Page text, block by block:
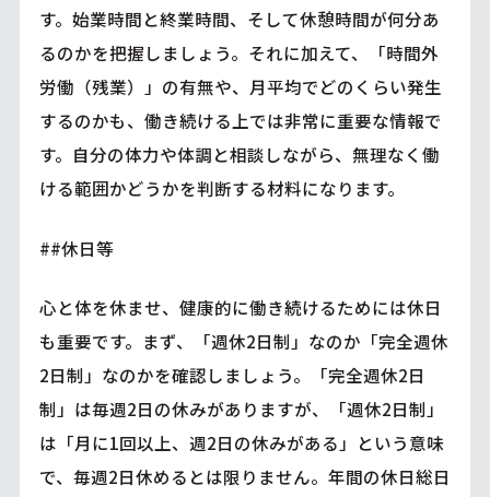
す。始業時間と終業時間、そして休憩時間が何分あ
るのかを把握しましょう。それに加えて、「時間外
労働（残業）」の有無や、月平均でどのくらい発生
するのかも、働き続ける上では非常に重要な情報で
す。自分の体力や体調と相談しながら、無理なく働
ける範囲かどうかを判断する材料になります。
##休日等
心と体を休ませ、健康的に働き続けるためには休日
も重要です。まず、「週休2日制」なのか「完全週休
2日制」なのかを確認しましょう。「完全週休2日
制」は毎週2日の休みがありますが、「週休2日制」
は「月に1回以上、週2日の休みがある」という意味
で、毎週2日休めるとは限りません。年間の休日総日